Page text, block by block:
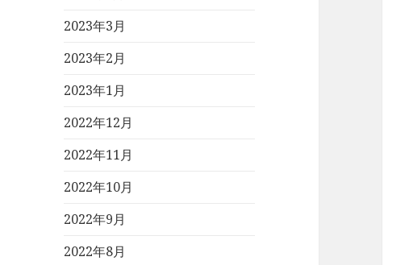
2023年3月
2023年2月
2023年1月
2022年12月
2022年11月
2022年10月
2022年9月
2022年8月